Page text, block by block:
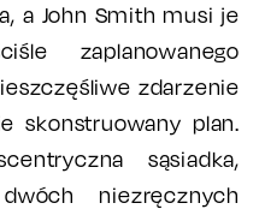
a John Smith musi je
zaplanowanego
zdarzenie
skonstruowany plan.
sąsiadka,
niezręcznych